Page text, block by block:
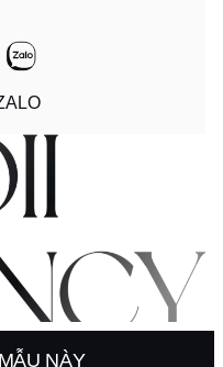
NÀY
LIMITED